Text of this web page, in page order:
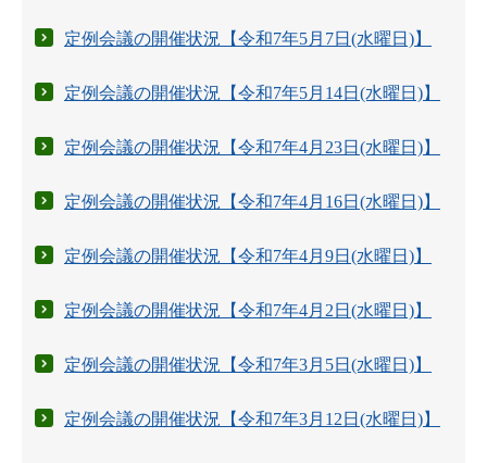
定例会議の開催状況【令和7年5月7日(水曜日)】
定例会議の開催状況【令和7年5月14日(水曜日)】
定例会議の開催状況【令和7年4月23日(水曜日)】
定例会議の開催状況【令和7年4月16日(水曜日)】
定例会議の開催状況【令和7年4月9日(水曜日)】
定例会議の開催状況【令和7年4月2日(水曜日)】
定例会議の開催状況【令和7年3月5日(水曜日)】
定例会議の開催状況【令和7年3月12日(水曜日)】